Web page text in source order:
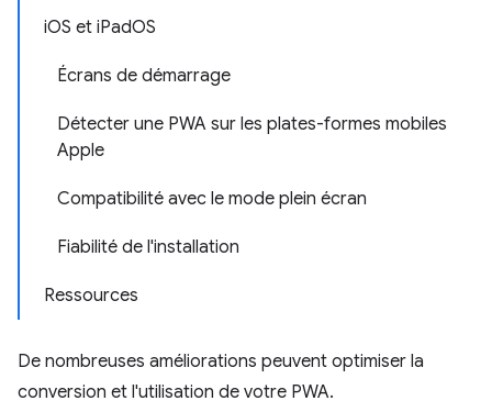
iOS et iPadOS
Écrans de démarrage
Détecter une PWA sur les plates-formes mobiles
Apple
Compatibilité avec le mode plein écran
Fiabilité de l'installation
Ressources
De nombreuses améliorations peuvent optimiser la
conversion et l'utilisation de votre PWA.